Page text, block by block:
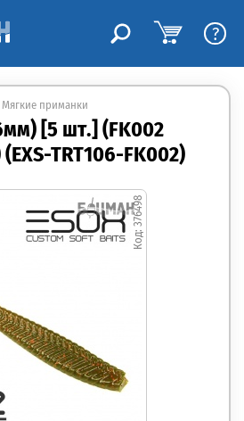
?
Мягкие приманки
[5 шт.] (FK002
TRT106-FK002)
376498